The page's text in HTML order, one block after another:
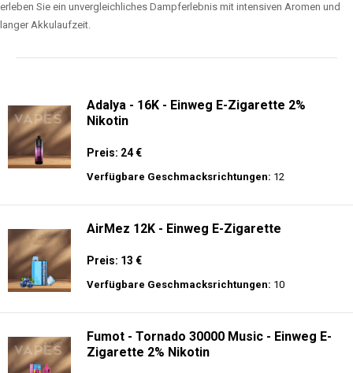
erleben Sie ein unvergleichliches Dampferlebnis mit intensiven Aromen und
langer Akkulaufzeit.
Adalya - 16K - Einweg E-Zigarette 2%
Nikotin
Preis: 24 €
Verfügbare Geschmacksrichtungen: 12
AirMez 12K - Einweg E-Zigarette
Preis: 13 €
Verfügbare Geschmacksrichtungen: 10
Fumot - Tornado 30000 Music - Einweg E-
Zigarette 2% Nikotin